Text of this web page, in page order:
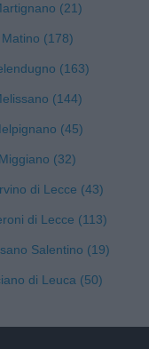
(21)
Matino (178)
(163)
(144)
(45)
Miggiano (32)
di Lecce (43)
di Lecce (113)
Salentino (19)
di Leuca (50)